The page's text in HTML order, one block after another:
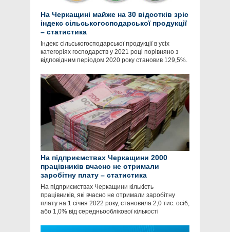
На Черкащині майже на 30 відсотків зріс
індекс сільськогосподарської продукції
– статистика
Індекс сільськогосподарської продукції в усіх
категоріях господарств у 2021 році порівняно з
відповідним періодом 2020 року становив 129,5%.
На підприємствах Черкащини 2000
працівників вчасно не отримали
заробітну плату – статистика
На підприємствах Черкащини кількість
працівників, які вчасно не отримали заробітну
плату на 1 січня 2022 року, становила 2,0 тис. осіб,
або 1,0% від середньооблікової кількості